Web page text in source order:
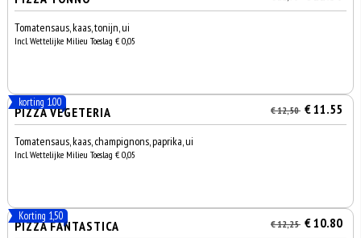
Tomatensaus, kaas, tonijn, ui
Incl. Wettelijke Milieu Toeslag € 0,05
korting 1.00
PIZZA VEGETERIA € 12,50 € 11.55
Tomatensaus, kaas, champignons, paprika, ui
Incl. Wettelijke Milieu Toeslag € 0,05
Korting 1,50
PIZZA FANTASTICA € 12,25 € 10.80